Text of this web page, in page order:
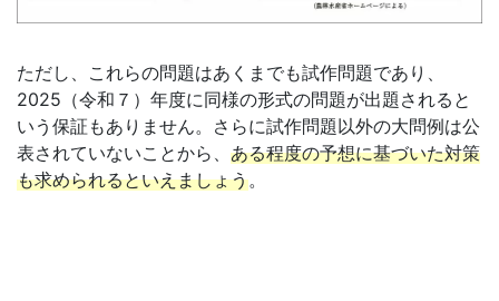
ただし、これらの問題はあくまでも試作問題であり、
2025（令和７）年度に同様の形式の問題が出題されると
いう保証もありません。さらに試作問題以外の大問例は公
表されていないことから、 ある程度の予想に基づいた対策
も求められるといえましょう。